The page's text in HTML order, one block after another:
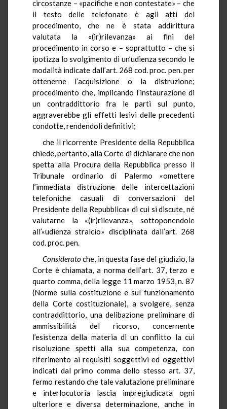
circostanze – «pacifiche e non contestate» – che
il testo delle telefonate è agli atti del
procedimento, che ne è stata addirittura
valutata la «(ir)rilevanza» ai fini del
procedimento in corso e – soprattutto – che si
ipotizza lo svolgimento di un’udienza secondo le
modalità indicate dall’art. 268 cod. proc. pen. per
ottenerne l’acquisizione o la distruzione;
procedimento che, implicando l’instaurazione di
un contraddittorio fra le parti sul punto,
aggraverebbe gli effetti lesivi delle precedenti
condotte, rendendoli definitivi;
che il ricorrente Presidente della Repubblica
chiede, pertanto, alla Corte di dichiarare che non
spetta alla Procura della Repubblica presso il
Tribunale ordinario di Palermo «omettere
l’immediata distruzione delle intercettazioni
telefoniche casuali di conversazioni del
Presidente della Repubblica» di cui si discute, né
valutarne la «(ir)rilevanza», sottoponendole
all’«udienza stralcio» disciplinata dall’art. 268
cod. proc. pen.
Consideratoche, in questa fase del giudizio, la
Corte è chiamata, a norma dell’art. 37, terzo e
quarto comma, della legge 11 marzo 1953, n. 87
(Norme sulla costituzione e sul funzionamento
della Corte costituzionale), a svolgere, senza
contraddittorio, una delibazione preliminare di
ammissibilità del ricorso, concernente
l’esistenza della materia di un conflitto la cui
risoluzione spetti alla sua competenza, con
riferimento ai requisiti soggettivi ed oggettivi
indicati dal primo comma dello stesso art. 37,
fermo restando che tale valutazione preliminare
e interlocutoria lascia impregiudicata ogni
ulteriore e diversa determinazione, anche in